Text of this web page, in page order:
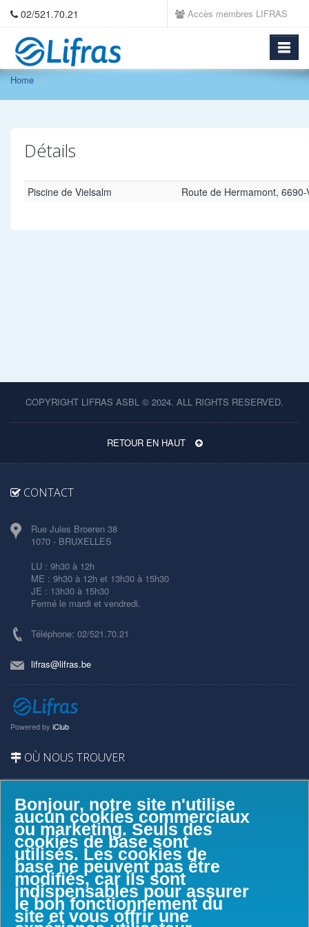
Bonjour, notre site n'utilise
aucun cookies commerciaux
ou marketing. Seuls des
cookies de base sont
utilisés. Les cookies de
base ne peuvent pas être
modifiés, car ils sont
indispensables pour assurer
le bon fonctionnement du
site et vous offrir une
02/521.70.21 Accès membres LIFRAS
Home
Détails
Piscine de Vielsalm Route de Hermamont, 6690-
COPYRIGHT LIFRAS ASBL © 2024. ALL RIGHTS RESERVED.
RETOUR EN HAUT
CONTACT
Rue Jules Broeren 38
1070 - BRUXELLES
LU : 9h30 à 12h
ME : 9h30 à 12h et 13h30 à 15h30
JE : 13h30 à 15h30
Fermé le mardi et vendredi.
Téléphone: 02/521.70.21
lifras@lifras.be
Powered by iClub
OÙ NOUS TROUVER